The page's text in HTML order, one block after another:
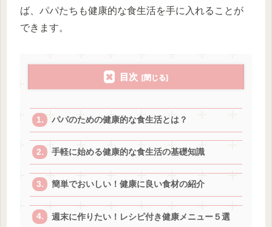
ば、パパたちも健康的な食生活を手に入れることが
できます。
目次
パパのための健康的な食生活とは？
手軽に始める健康的な食生活の基礎知識
簡単でおいしい！健康に良い食材の紹介
週末に作りたい！レシピ付き健康メニュー５選